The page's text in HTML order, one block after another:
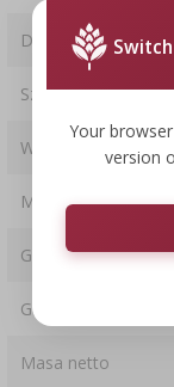
Długość
Szerokość
Wysokość
Masa
Gorycz
Gatunek
Masa netto
Your
version